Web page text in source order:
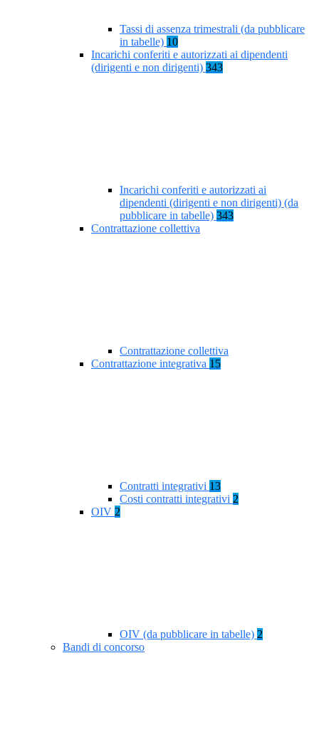
Tassi di assenza trimestrali (da pubblicare
in tabelle) 10
Incarichi conferiti e autorizzati ai dipendenti
(dirigenti e non dirigenti) 343
Incarichi conferiti e autorizzati ai
dipendenti (dirigenti e non dirigenti) (da
pubblicare in tabelle) 343
Contrattazione collettiva
Contrattazione collettiva
Contrattazione integrativa 15
Contratti integrativi 13
Costi contratti integrativi 2
OIV 2
OIV (da pubblicare in tabelle) 2
Bandi di concorso